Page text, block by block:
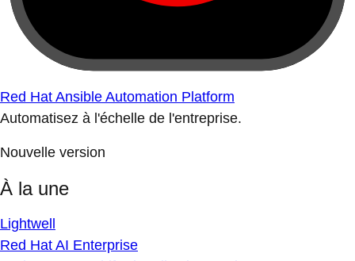
Red Hat Ansible Automation Platform
Automatisez à l'échelle de l'entreprise.
Nouvelle version
À la une
Lightwell
Red Hat AI Enterprise